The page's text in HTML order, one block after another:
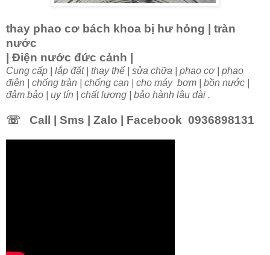
thay phao cơ bách khoa bị hư hỏng | tràn
nước
| Điện nước đức cảnh |
Cung cấp | lắp đặt | thay thế | sửa chữa | phao cơ | phao
điện | chống tràn | chống cạn | cho máy bơm | bồn nước |
đảm bảo | uy tín | chất lượng | bảo hành lâu dài .
☏ Call | Sms | Zalo | Facebook 0936898131